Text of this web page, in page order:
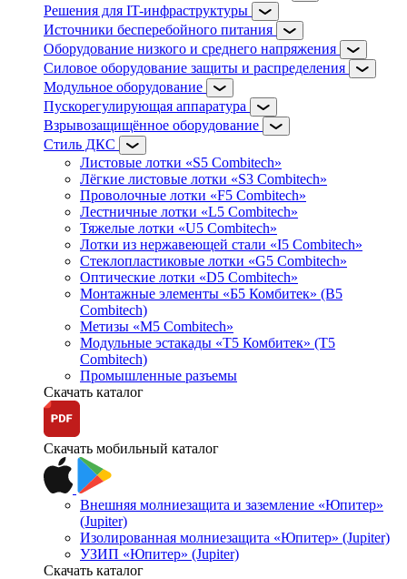
Решения для IT-инфраструктуры
Источники бесперебойного питания
Оборудование низкого и среднего напряжения
Силовое оборудование защиты и распределения
Модульное оборудование
Пускорегулирующая аппаратура
Взрывозащищённое оборудование
Стиль ДКС
Листовые лотки «S5 Combitech»
Лёгкие листовые лотки «S3 Combitech»
Проволочные лотки «F5 Combitech»
Лестничные лотки «L5 Combitech»
Тяжелые лотки «U5 Combitech»
Лотки из нержавеющей стали «I5 Combitech»
Стеклопластиковые лотки «G5 Combitech»
Оптические лотки «D5 Combitech»
Монтажные элементы «Б5 Комбитек» (B5
Combitech)
Метизы «M5 Combitech»
Модульные эстакады «Т5 Комбитек» (T5
Combitech)
Промышленные разъемы
Скачать каталог
Скачать мобильный каталог
Внешняя молниезащита и заземление «Юпитер»
(Jupiter)
Изолированная молниезащита «Юпитер» (Jupiter)
УЗИП «Юпитер» (Jupiter)
Скачать каталог